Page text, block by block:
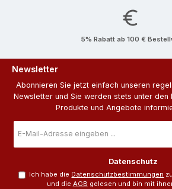
5% Rabatt ab 100 €
Newsletter
Abonnieren Sie jetzt einfach unseren
Newsletter und Sie werden stets unter den
Produkte und Angebote
Mail-
Datenschutz
Ich habe die Datenschutzbestimmungen
und die AGB gelesen und bin mit